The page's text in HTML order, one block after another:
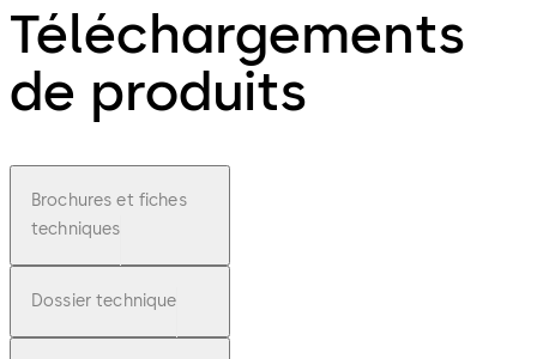
Téléchargements
de produits
Brochures et fiches
techniques
Dossier technique